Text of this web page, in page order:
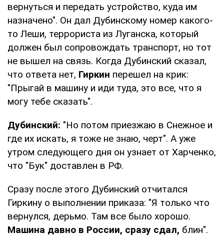
вернуться и передать устройство, куда им
назначено". Он дал Дубинскому номер какого-
то Леши, террориста из Луганска, который
должен был сопровождать транспорт, но тот
не вышел на связь. Когда Дубинский сказал,
что ответа нет, Гиркин перешел на крик:
"Прыгай в машину и иди туда, это все, что я
могу тебе сказать".
Дубинский: "Но потом приезжаю в Снежное и
где их искать, я тоже не знаю, черт". А уже
утром следующего дня он узнает от Харченко,
что "Бук" доставлен в РФ.
Сразу после этого Дубинский отчитался
Гиркину о выполнении приказа: "Я только что
вернулся, дерьмо. Там все было хорошо.
Машина давно в России, сразу сдал, блин".